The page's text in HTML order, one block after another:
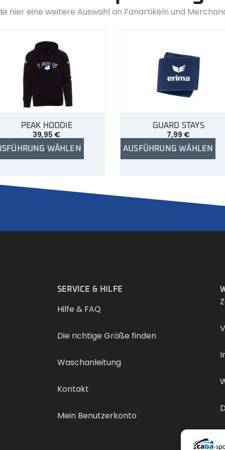
hier eine weitere Auswahl an Fanartikeln und
PEAK HOODIE
39,95 €
WÄHLEN
GUARD STAYS
7,99 €
AUSFÜHRUNG WÄHLEN
SERVICE & HILFE
Hilfe & FAQ
Die richtige Größe finden
Waschanleitung
Kontakt
Mein Benutzerkonto